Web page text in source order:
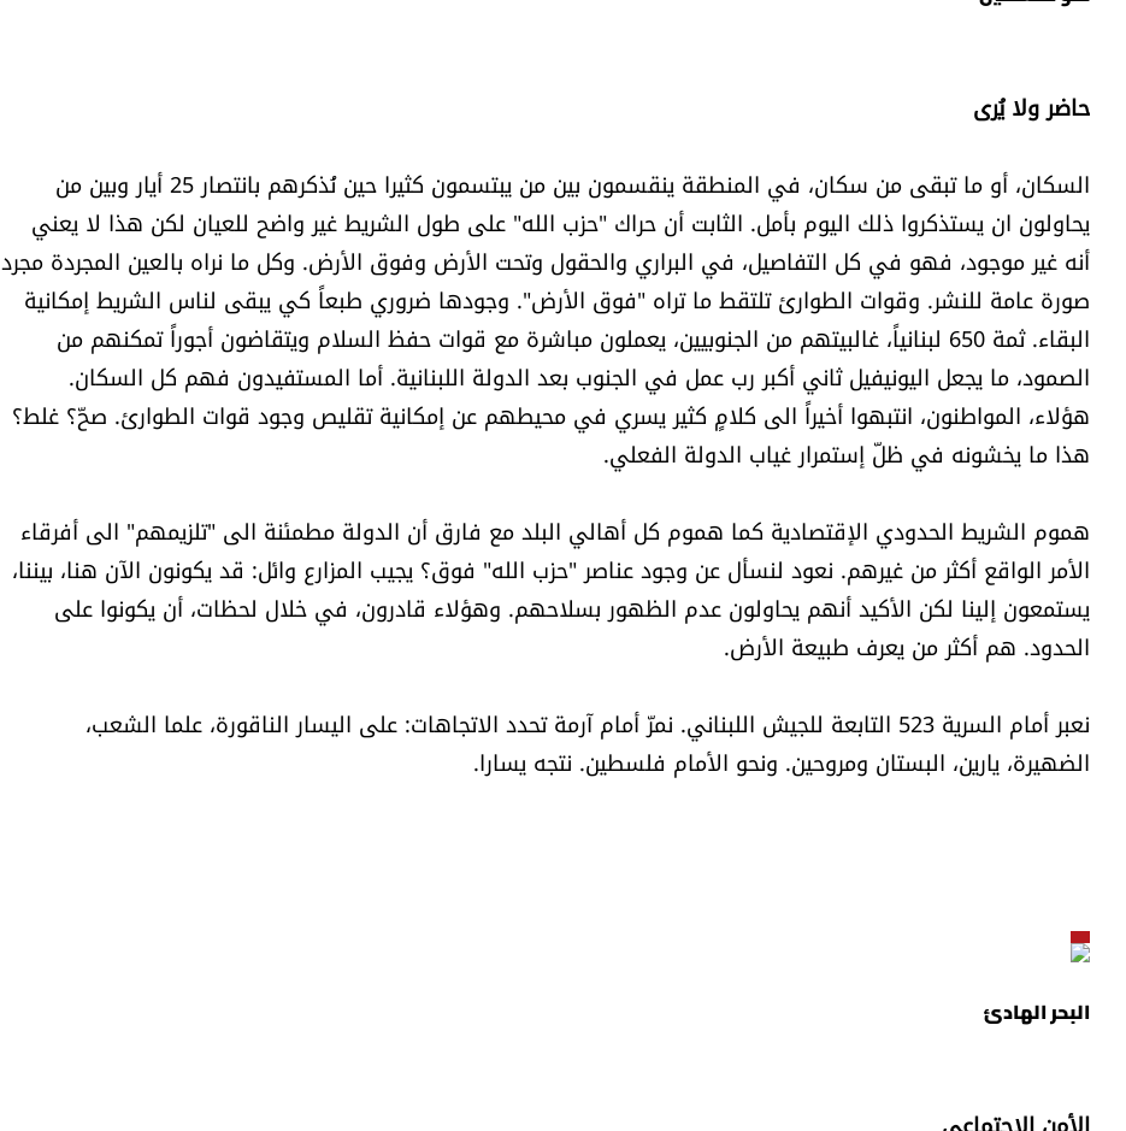
حاضر ولا يُرى
السكان، أو ما تبقى من سكان، في المنطقة ينقسمون بين من يبتسمون كثيرا حين نُذكرهم بانتصار 25 أيار وبين من
يحاولون ان يستذكروا ذلك اليوم بأمل. الثابت أن حراك "حزب الله" على طول الشريط غير واضح للعيان لكن هذا لا يعني
أنه غير موجود، فهو في كل التفاصيل، في البراري والحقول وتحت الأرض وفوق الأرض. وكل ما نراه بالعين المجردة مجرد
صورة عامة للنشر. وقوات الطوارئ تلتقط ما تراه "فوق الأرض". وجودها ضروري طبعاً كي يبقى لناس الشريط إمكانية
البقاء. ثمة 650 لبنانياً، غالبيتهم من الجنوبيين، يعملون مباشرة مع قوات حفظ السلام ويتقاضون أجوراً تمكنهم من
الصمود، ما يجعل اليونيفيل ثاني أكبر رب عمل في الجنوب بعد الدولة اللبنانية. أما المستفيدون فهم كل السكان.
هؤلاء، المواطنون، انتبهوا أخيراً الى كلامٍ كثير يسري في محيطهم عن إمكانية تقليص وجود قوات الطوارئ. صحّ؟ غلط؟
هذا ما يخشونه في ظلّ إستمرار غياب الدولة الفعلي.
هموم الشريط الحدودي الإقتصادية كما هموم كل أهالي البلد مع فارق أن الدولة مطمئنة الى "تلزيمهم" الى أفرقاء
الأمر الواقع أكثر من غيرهم. نعود لنسأل عن وجود عناصر "حزب الله" فوق؟ يجيب المزارع وائل: قد يكونون الآن هنا، بيننا،
يستمعون إلينا لكن الأكيد أنهم يحاولون عدم الظهور بسلاحهم. وهؤلاء قادرون، في خلال لحظات، أن يكونوا على
الحدود. هم أكثر من يعرف طبيعة الأرض.
نعبر أمام السرية 523 التابعة للجيش اللبناني. نمرّ أمام آرمة تحدد الاتجاهات: على اليسار الناقورة، علما الشعب،
الضهيرة، يارين، البستان ومروحين. ونحو الأمام فلسطين. نتجه يسارا.
البحر الهادئ